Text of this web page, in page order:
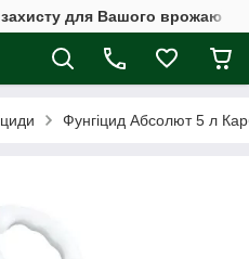
захисту для Вашого врожаю
Фунгіцид Абсолют 5 л